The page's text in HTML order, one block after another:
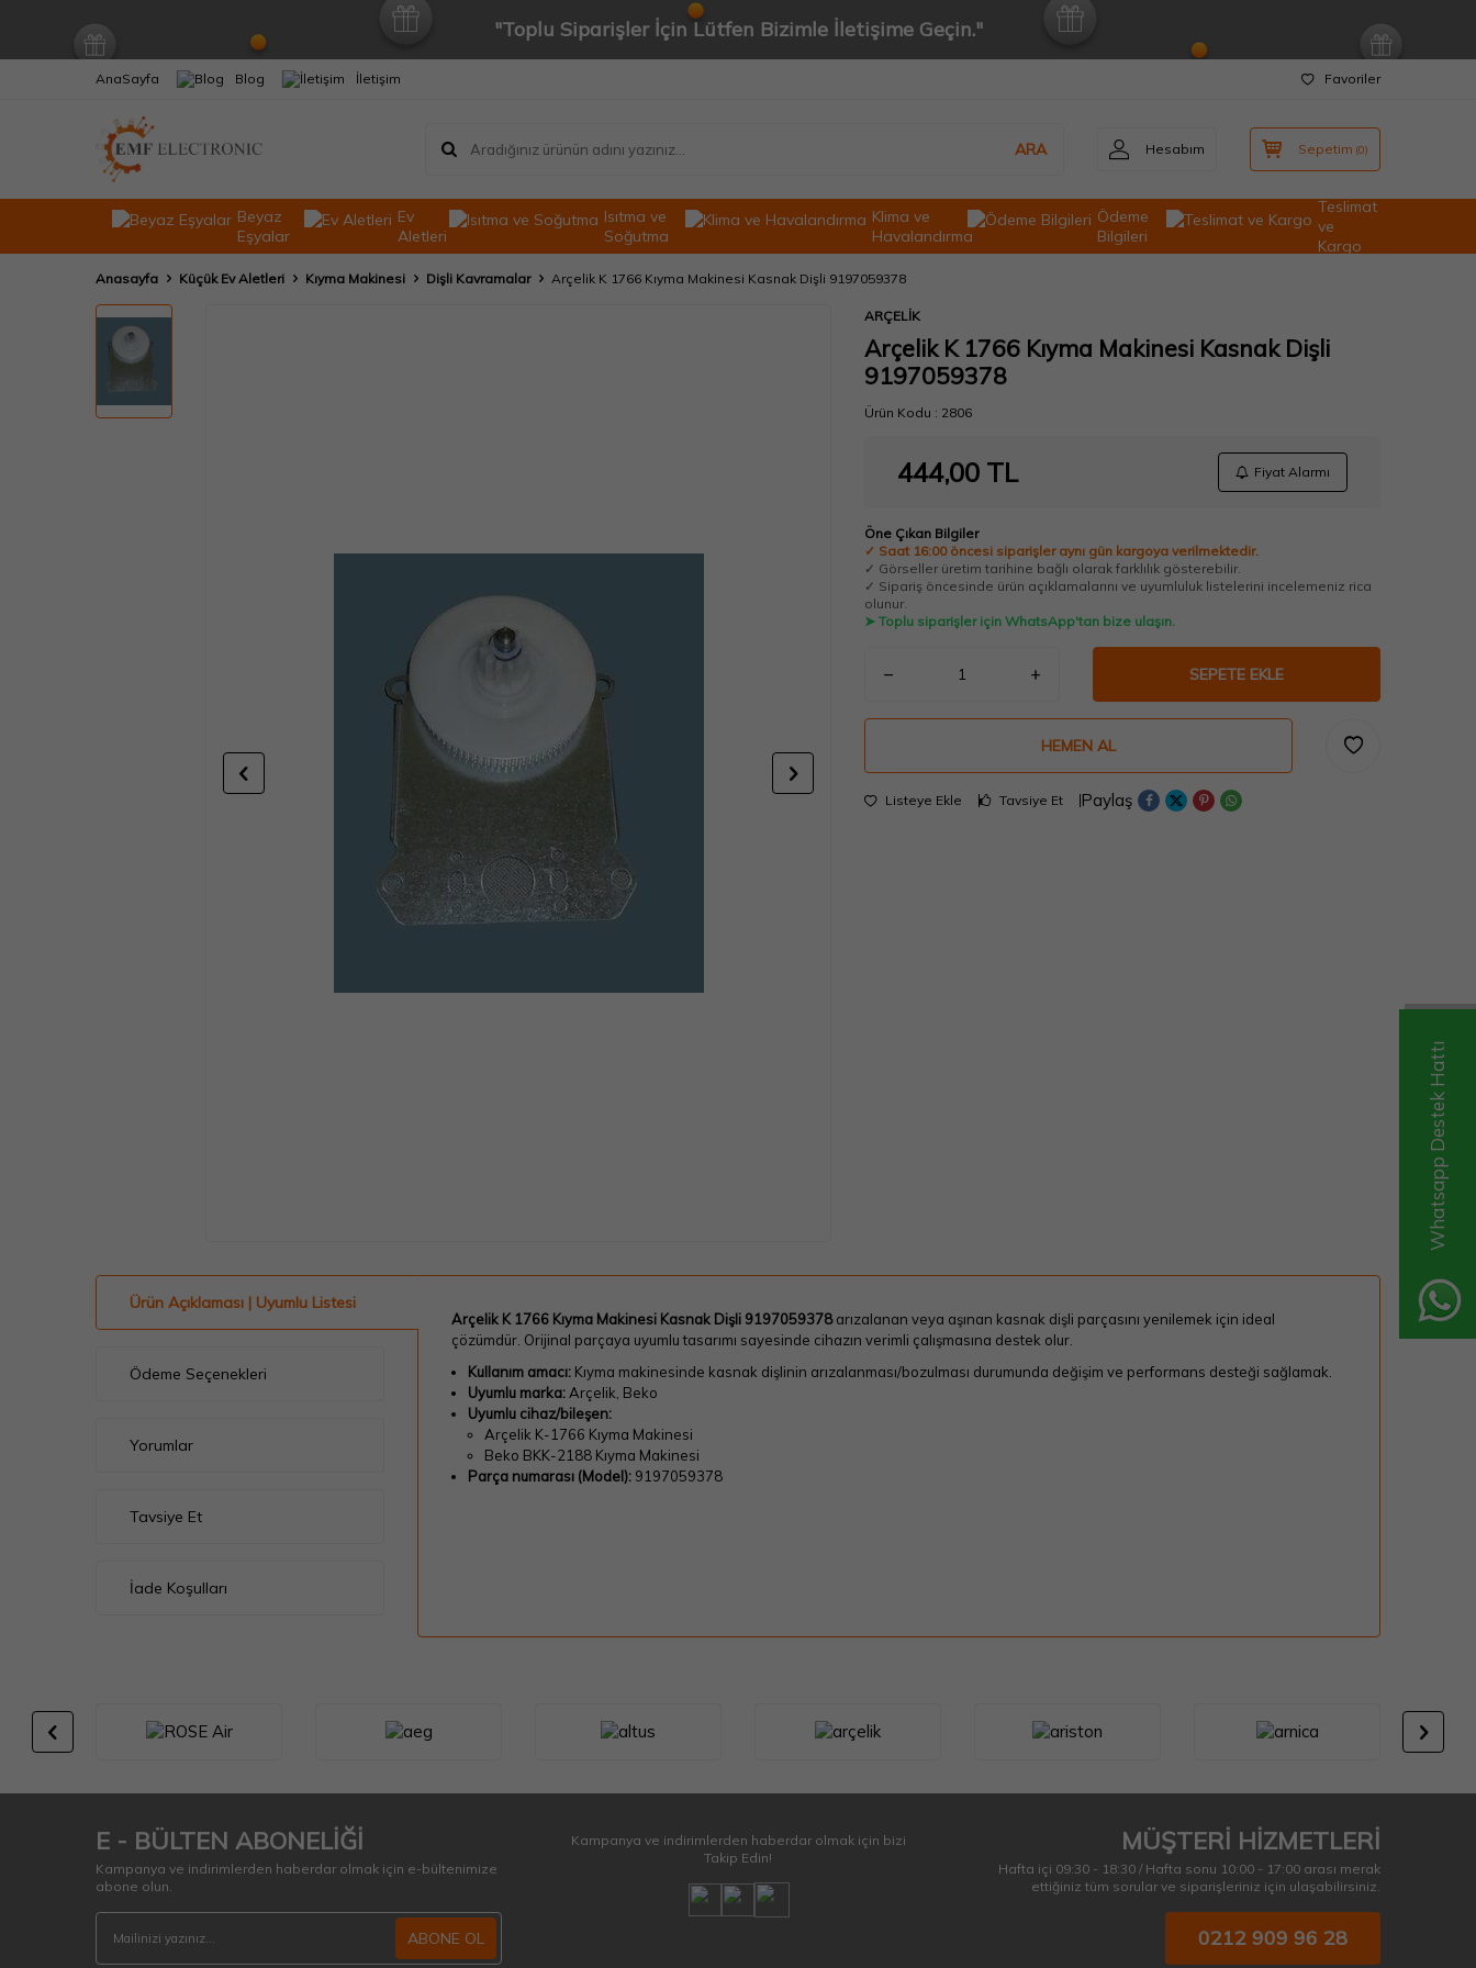
Whatsapp Destek Hattı
"Toplu Siparişler İçin Lütfen Bizimle İletişime Geçin."
AnaSayfa Blog İletişim Favoriler
ARA Hesabım Sepetim (0)
Beyaz
Eşyalar
Ev
Aletleri
Isıtma ve
Soğutma
Klima ve
Havalandırma
Ödeme
Bilgileri
Teslimat
ve
Kargo
Anasayfa Küçük Ev Aletleri Kıyma Makinesi Dişli Kavramalar Arçelik K 1766 Kıyma Makinesi Kasnak Dişli 9197059378
ARÇELİK
Arçelik K 1766 Kıyma Makinesi Kasnak Dişli
9197059378
Ürün Kodu : 2806
444,00 TL Fiyat Alarmı
Öne Çıkan Bilgiler
✓ Saat 16:00 öncesi siparişler aynı gün kargoya verilmektedir.
✓ Görseller üretim tarihine bağlı olarak farklılık gösterebilir.
✓ Sipariş öncesinde ürün açıklamalarını ve uyumluluk listelerini incelemeniz rica
olunur.
➤ Toplu siparişler için WhatsApp'tan bize ulaşın.
SEPETE EKLE
HEMEN AL
Listeye Ekle Tavsiye Et Paylaş
Ürün Açıklaması | Uyumlu Listesi
Ödeme Seçenekleri
Yorumlar
Tavsiye Et
İade Koşulları
Arçelik K 1766 Kıyma Makinesi Kasnak Dişli 9197059378arızalanan veya aşınan kasnak dişli parçasını yenilemek için ideal
çözümdür. Orijinal parçaya uyumlu tasarımı sayesinde cihazın verimli çalışmasına destek olur.
Kullanım amacı:Kıyma makinesinde kasnak dişlinin arızalanması/bozulması durumunda değişim ve performans desteği sağlamak.
Uyumlu marka:Arçelik, Beko
Uyumlu cihaz/bileşen:
Arçelik K-1766 Kıyma Makinesi
Beko BKK-2188 Kıyma Makinesi
Parça numarası (Model):9197059378
E - BÜLTEN ABONELİĞİ
Kampanya ve indirimlerden haberdar olmak için e-bültenimize
abone olun.
ABONE OL
Kampanya ve indirimlerden haberdar olmak için bizi
Takip Edin!
MÜŞTERİ HİZMETLERİ
Hafta içi 09:30 - 18:30 / Hafta sonu 10:00 - 17:00 arası merak
ettiğiniz tüm sorular ve siparişleriniz için ulaşabilirsiniz.
0212 909 96 28